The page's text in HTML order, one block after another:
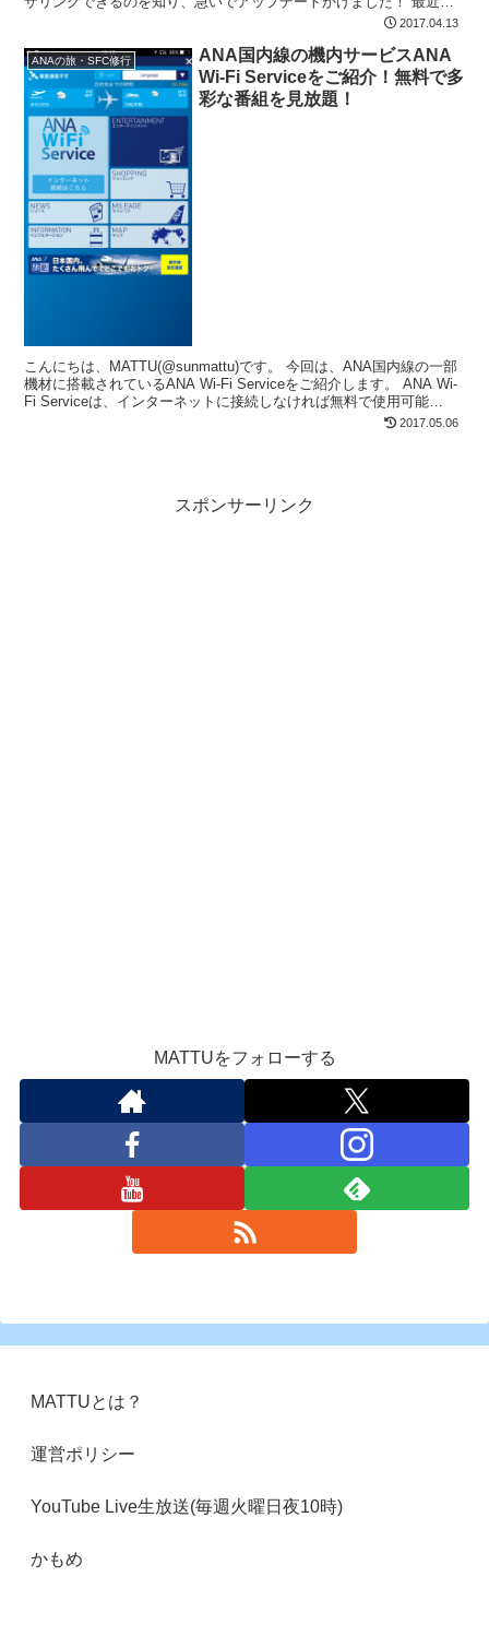
2017.04.13
ANAの旅・SFC修行
ANA国内線の機内サービスANA
Wi-Fi Serviceをご紹介！無料で多
彩な番組を見放題！
こんにちは、MATTU(@sunmattu)です。 今回は、ANA国内線の一部
機材に搭載されているANA Wi-Fi Serviceをご紹介します。 ANA Wi-
Fi Serviceは、インターネットに接続しなければ無料で使用可能
2017.05.06
スポンサーリンク
MATTUをフォローする
MATTUとは？
運営ポリシー
YouTube Live生放送(毎週火曜日夜10時)
かもめ